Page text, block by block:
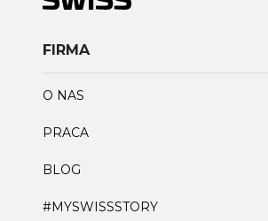
FIRMA
O NAS
PRACA
BLOG
#MYSWISSSTORY